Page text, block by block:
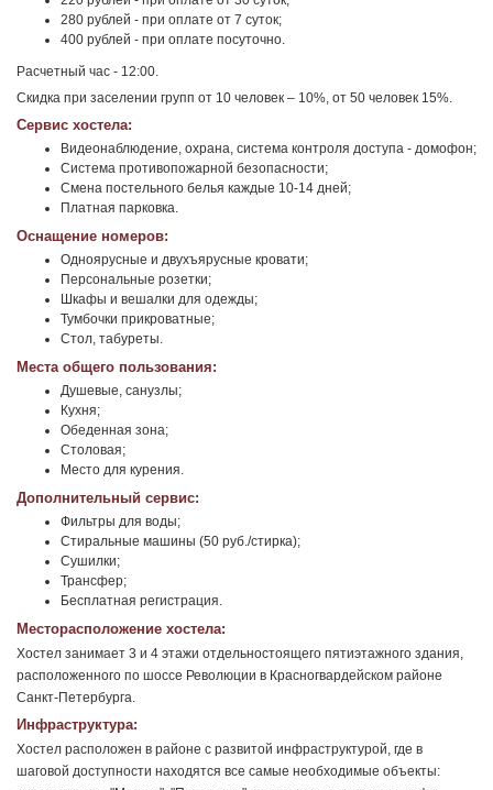
280 рублей - при оплате от 7 суток;
400 рублей - при оплате посуточно.
Расчетный час - 12:00.
Скидка при заселении групп от 10 человек – 10%, от 50 человек 15%.
Сервис хостела:
Видеонаблюдение, охрана, система контроля доступа - домофон;
Система противопожарной безопасности;
Смена постельного белья каждые 10-14 дней;
Платная парковка.
Оснащение номеров:
Одноярусные и двухъярусные кровати;
Персональные розетки;
Шкафы и вешалки для одежды;
Тумбочки прикроватные;
Стол, табуреты.
Места общего пользования:
Душевые, санузлы;
Кухня;
Обеденная зона;
Столовая;
Место для курения.
Дополнительный сервис:
Фильтры для воды;
Стиральные машины (50 руб./стирка);
Сушилки;
Трансфер;
Бесплатная регистрация.
Месторасположение хостела:
Хостел занимает 3 и 4 этажи отдельностоящего пятиэтажного здания,
расположенного по шоссе Революции в Красногвардейском районе
Санкт-Петербурга.
Инфраструктура:
Хостел расположен в районе с развитой инфраструктурой, где в
шаговой доступности находятся все самые необходимые объекты: